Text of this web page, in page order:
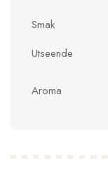
Smak
Utseende
Aroma